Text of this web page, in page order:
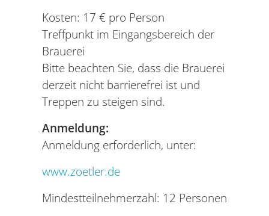
Kosten: 17 € pro Person
Treffpunkt im Eingangsbereich der
Brauerei
Bitte beachten Sie, dass die Brauerei
derzeit nicht barrierefrei ist und
Treppen zu steigen sind.
Anmeldung:
Anmeldung erforderlich, unter:
www.zoetler.de
Mindestteilnehmerzahl: 12 Personen